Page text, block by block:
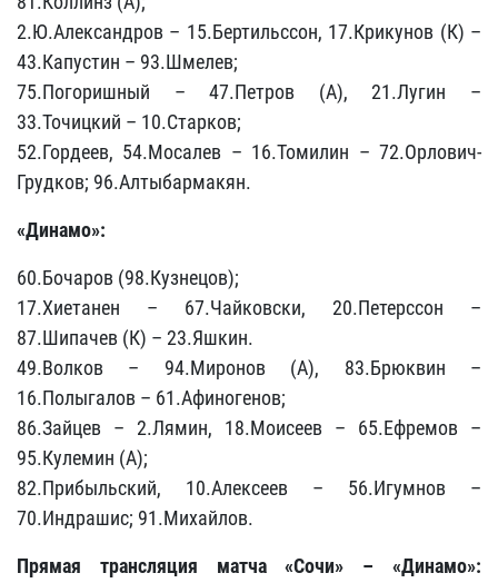
2.Ю.Александров – 15.Бертильссон, 17.Крикунов (К) –
43.Капустин – 93.Шмелев;
75.Погоришный – 47.Петров (А), 21.Лугин –
33.Точицкий – 10.Старков;
52.Гордеев, 54.Мосалев – 16.Томилин – 72.Орлович-
Грудков; 96.Алтыбармакян.
«Динамо»:
60.Бочаров (98.Кузнецов);
17.Хиетанен – 67.Чайковски, 20.Петерссон –
87.Шипачев (К) – 23.Яшкин.
49.Волков – 94.Миронов (А), 83.Брюквин –
16.Полыгалов – 61.Афиногенов;
86.Зайцев – 2.Лямин, 18.Моисеев – 65.Ефремов –
95.Кулемин (А);
82.Прибыльский, 10.Алексеев – 56.Игумнов –
70.Индрашис; 91.Михайлов.
Прямая трансляция матча «Сочи» – «Динамо»: